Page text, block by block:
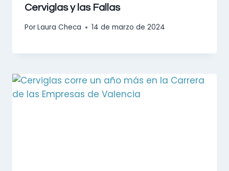
Cerviglas y las Fallas
PorLaura Checa 14 de marzo de 2024